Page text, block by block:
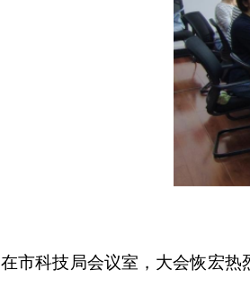
在市科技局会议室，大会恢宏热